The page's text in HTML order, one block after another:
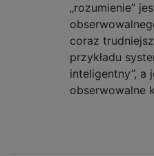
„rozumienie”
coraz
przykładu
inteligentny”, a
obserwowalne